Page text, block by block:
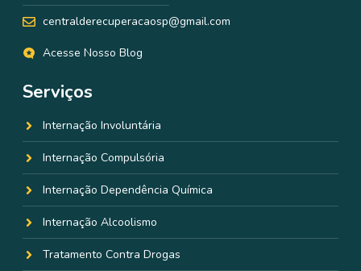
centralderecuperacaosp@gmail.com
Acesse Nosso Blog
Serviços
Internação Involuntária
Internação Compulsória
Internação Dependência Química
Internação Alcoolismo
Tratamento Contra Drogas